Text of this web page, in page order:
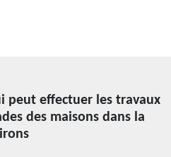
peut effectuer les travaux
des maisons dans la